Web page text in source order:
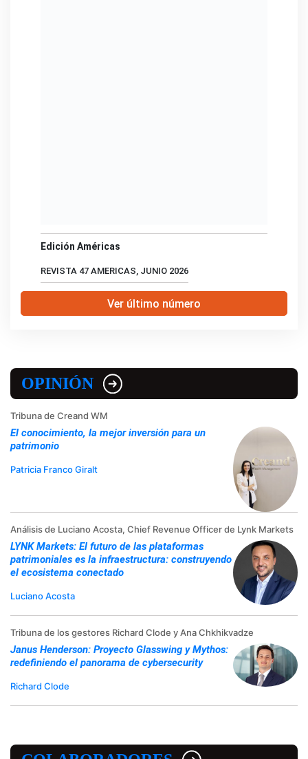
Edición Américas
REVISTA 47 AMERICAS, JUNIO 2026
Ver último número
OPINIÓN
Tribuna de Creand WM
El conocimiento, la mejor inversión para un
patrimonio
Patricia Franco Giralt
Análisis de Luciano Acosta, Chief Revenue Officer de Lynk Markets
LYNK Markets: El futuro de las plataformas
patrimoniales es la infraestructura: construyendo
el ecosistema conectado
Luciano Acosta
Tribuna de los gestores Richard Clode y Ana Chkhikvadze
Janus Henderson: Proyecto Glasswing y Mythos:
redefiniendo el panorama de cybersecurity
Richard Clode